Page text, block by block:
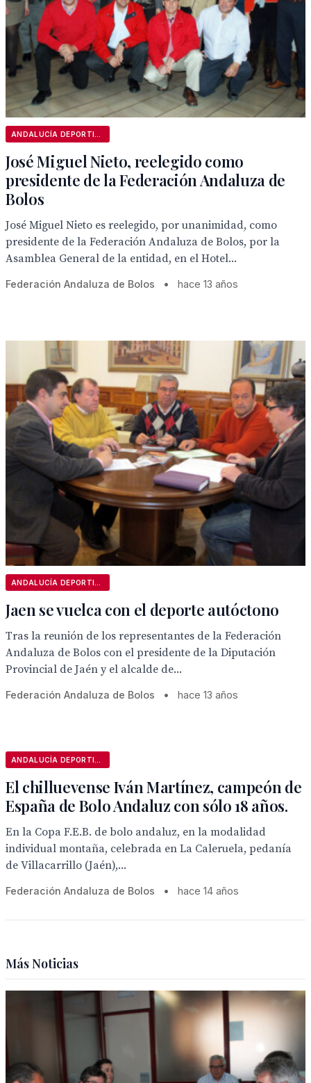
José Miguel Nieto, reelegido como
presidente de la Federación Andaluza de
Bolos
José Miguel Nieto es reelegido, por unanimidad, como
presidente de la Federación Andaluza de Bolos, por la
Asamblea General de la entidad, en el Hotel...
Federación Andaluza de Bolos • hace 13 años
Jaen se vuelca con el deporte autóctono
Tras la reunión de los representantes de la Federación
Andaluza de Bolos con el presidente de la Diputación
Provincial de Jaén y el alcalde de...
Federación Andaluza de Bolos • hace 13 años
El chilluevense Iván Martínez, campeón de
España de Bolo Andaluz con sólo 18 años.
En la Copa F.E.B. de bolo andaluz, en la modalidad
individual montaña, celebrada en La Caleruela, pedanía
de Villacarrillo (Jaén),...
Federación Andaluza de Bolos • hace 14 años
Más Noticias